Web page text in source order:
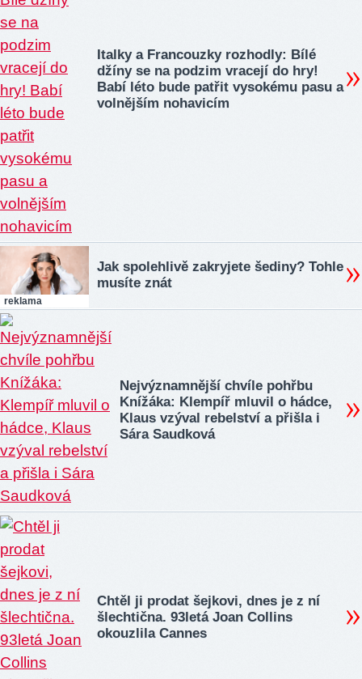
Italky a Francouzky rozhodly: Bílé
džíny se na podzim vracejí do hry!
Babí léto bude patřit vysokému pasu a
volnějším nohavicím
reklama
Jak spolehlivě zakryjete šediny? Tohle
musíte znát
Nejvýznamnější chvíle pohřbu
Knížáka: Klempíř mluvil o hádce,
Klaus vzýval rebelství a přišla i
Sára Saudková
Chtěl ji prodat šejkovi, dnes je z ní
šlechtična. 93letá Joan Collins
okouzlila Cannes